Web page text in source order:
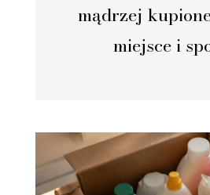
mądrzej
miejsce i